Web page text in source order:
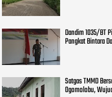
Dandim 1035/BT
Pangkat Bintara
Satgas TMMD
Ogomolobu,